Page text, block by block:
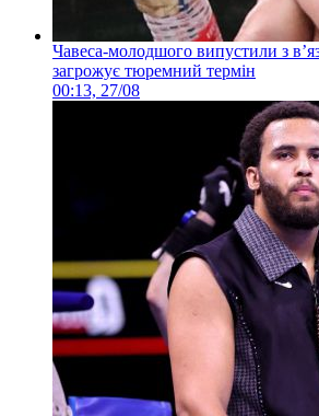
Чавеса-молодшого випустили з
загрожує тюремний термін
00:13, 27/08